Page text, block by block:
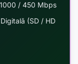
/ 450 Mbps
(SD / HD